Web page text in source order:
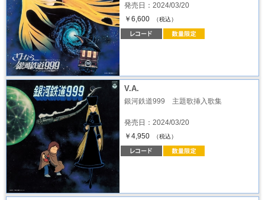
発売日：2024/03/20
￥6,600
（税込）
V.A.
銀河鉄道999 主題歌挿入歌集
発売日：2024/03/20
￥4,950
（税込）